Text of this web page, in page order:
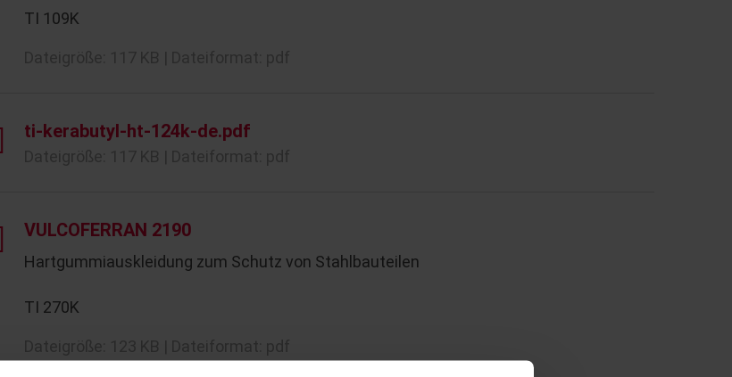
TI 109K
ti-kerabutyl-ht-124k-de.pdf
VULCOFERRAN 2190
Hartgummiauskleidung zum Schutz von Stahlbauteilen
TI 270K
Dateigröße: 123 KB | Dateiformat: pdf